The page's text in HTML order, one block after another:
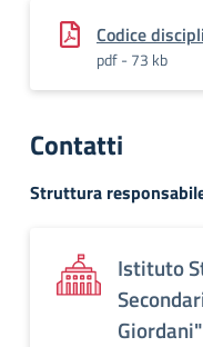
Codice
pdf - 73 kb
Contatti
Struttura
Istituto
Giordani"